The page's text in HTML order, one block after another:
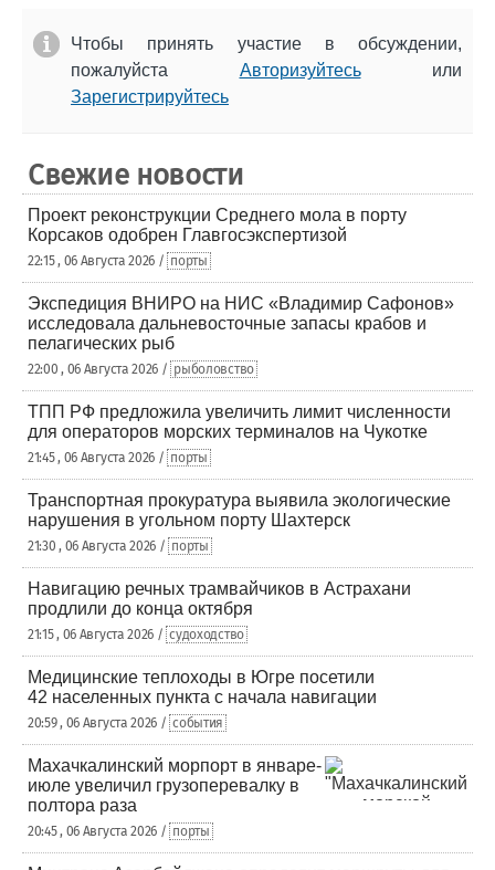
Чтобы принять участие в обсуждении,
пожалуйста Авторизуйтесьили
Зарегистрируйтесь
Свежие новости
Проект реконструкции Среднего мола в порту
Корсаков одобрен Главгосэкспертизой
22:15 , 06 Августа 2026 / порты
Экспедиция ВНИРО на НИС «Владимир Сафонов»
исследовала дальневосточные запасы крабов и
пелагических рыб
22:00 , 06 Августа 2026 / рыболовство
ТПП РФ предложила увеличить лимит численности
для операторов морских терминалов на Чукотке
21:45 , 06 Августа 2026 / порты
Транспортная прокуратура выявила экологические
нарушения в угольном порту Шахтерск
21:30 , 06 Августа 2026 / порты
Навигацию речных трамвайчиков в Астрахани
продлили до конца октября
21:15 , 06 Августа 2026 / судоходство
Медицинские теплоходы в Югре посетили
42 населенных пункта с начала навигации
20:59 , 06 Августа 2026 / события
Махачкалинский морпорт в январе-
июле увеличил грузоперевалку в
полтора раза
20:45 , 06 Августа 2026 / порты